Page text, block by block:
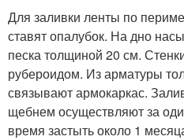
Для заливки ленты по
ставят опалубок. На дно
песка толщиной 20 см.
рубероидом. Из арматуры
связывают армокаркас.
щебнем осуществляют за
время застыть около 1